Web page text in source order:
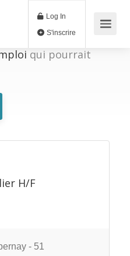
Log In
qui pourrait
H/F
- 51